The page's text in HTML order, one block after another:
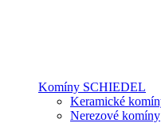
Komíny SCHIEDEL
Keramické
Nerezové komíny